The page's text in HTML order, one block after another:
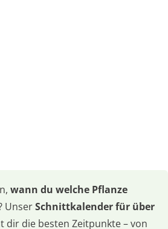
wann du welche Pflanze
UnserSchnittkalender für über
dir die besten Zeitpunkte – von